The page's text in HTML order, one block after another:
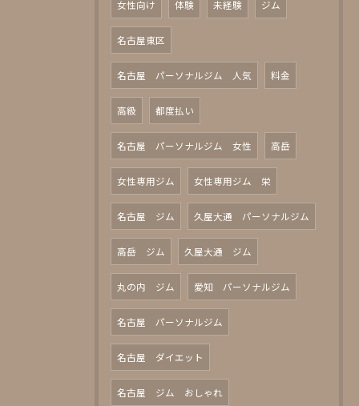
女性向け 体験 未経験 ジム
名古屋東区
名古屋 パーソナルジム 人気 料金
高級 都度払い
名古屋 パーソナルジム 女性 高岳
女性専用ジム 女性専用ジム 栄
名古屋 ジム 久屋大通 パーソナルジム
高岳 ジム 久屋大通 ジム
丸の内 ジム 愛知 パーソナルジム
名古屋 パーソナルジム
名古屋 ダイエット
名古屋 ジム おしゃれ